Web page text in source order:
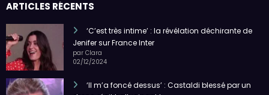
ARTICLES RÉCENTS
‘C’est très intime’ : la révélation déchirante de
Jenifer sur France Inter
par Clara
02/12/2024
‘Il m’a foncé dessus’ : Castaldi blessé par un